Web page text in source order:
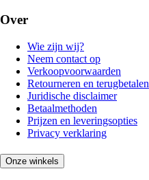
Over
Wie zijn wij?
Neem contact op
Verkoopvoorwaarden
Retourneren en terugbetalen
Juridische disclaimer
Betaalmethoden
Prijzen en leveringsopties
Privacy verklaring
Onze winkels